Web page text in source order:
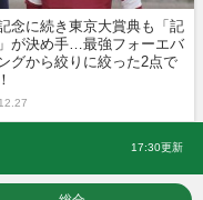
念に続き東京大賞典も「記
が決め手…最強フォーエバ
グから絞りに絞った2点で
17:30更新